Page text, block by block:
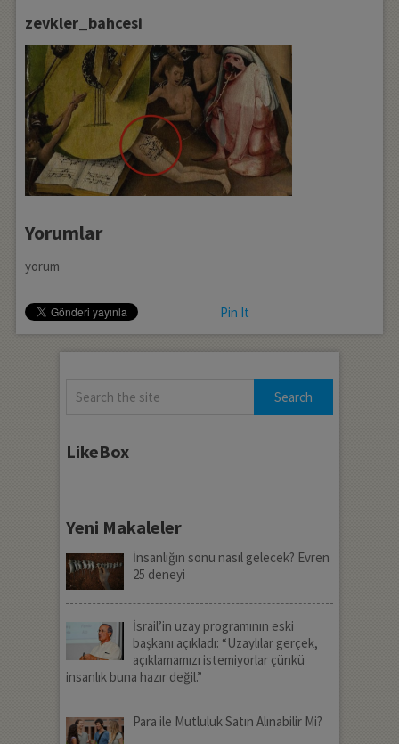
zevkler_bahcesi
Yorumlar
yorum
Pin It
LikeBox
Yeni Makaleler
İnsanlığın sonu nasıl gelecek? Evren
25 deneyi
İsrail’in uzay programının eski
başkanı açıkladı: “Uzaylılar gerçek,
açıklamamızı istemiyorlar çünkü
insanlık buna hazır değil.”
Para ile Mutluluk Satın Alınabilir Mi?